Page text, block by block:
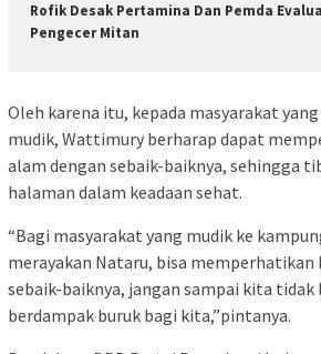
Rofik Desak Pertamina Dan Pemda
Pengecer Mitan
Oleh karena itu, kepada masyarakat
mudik, Wattimury berharap dapat
alam dengan sebaik-baiknya, sehingga
halaman dalam keadaan sehat.
“Bagi masyarakat yang mudik ke
merayakan Nataru, bisa memperhatikan
sebaik-baiknya, jangan sampai kita
berdampak buruk bagi kita,”pintanya.